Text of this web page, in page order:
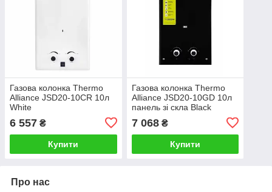
Газова колонка Thermo
Alliance JSD20-10CR 10л
White
6 557 ₴
Купити
Газова колонка Thermo
Alliance JSD20-10GD 10л
панель зі скла Black
7 068₴
Купити
Про нас